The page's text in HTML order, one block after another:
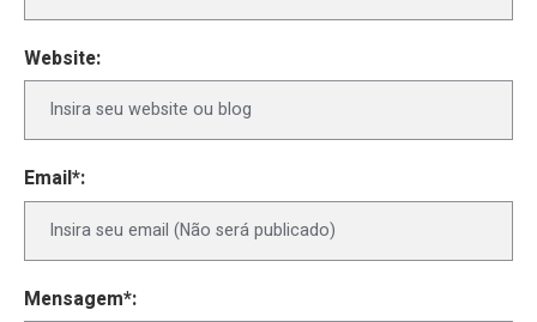
Website:
Email*:
Mensagem*: